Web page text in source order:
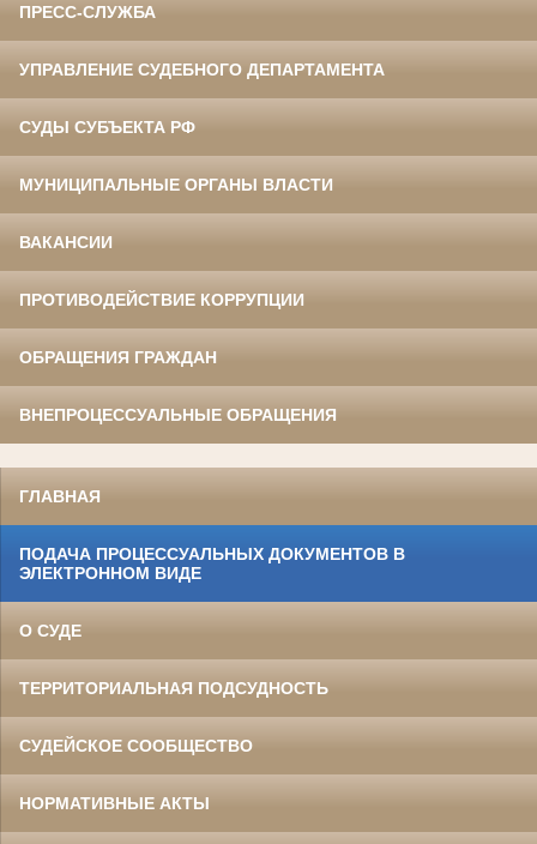
ПРЕСС-СЛУЖБА
УПРАВЛЕНИЕ СУДЕБНОГО ДЕПАРТАМЕНТА
СУДЫ СУБЪЕКТА РФ
МУНИЦИПАЛЬНЫЕ ОРГАНЫ ВЛАСТИ
ВАКАНСИИ
ПРОТИВОДЕЙСТВИЕ КОРРУПЦИИ
ОБРАЩЕНИЯ ГРАЖДАН
ВНЕПРОЦЕССУАЛЬНЫЕ ОБРАЩЕНИЯ
ГЛАВНАЯ
ПОДАЧА ПРОЦЕССУАЛЬНЫХ ДОКУМЕНТОВ В
ЭЛЕКТРОННОМ ВИДЕ
О СУДЕ
ТЕРРИТОРИАЛЬНАЯ ПОДСУДНОСТЬ
СУДЕЙСКОЕ СООБЩЕСТВО
НОРМАТИВНЫЕ АКТЫ